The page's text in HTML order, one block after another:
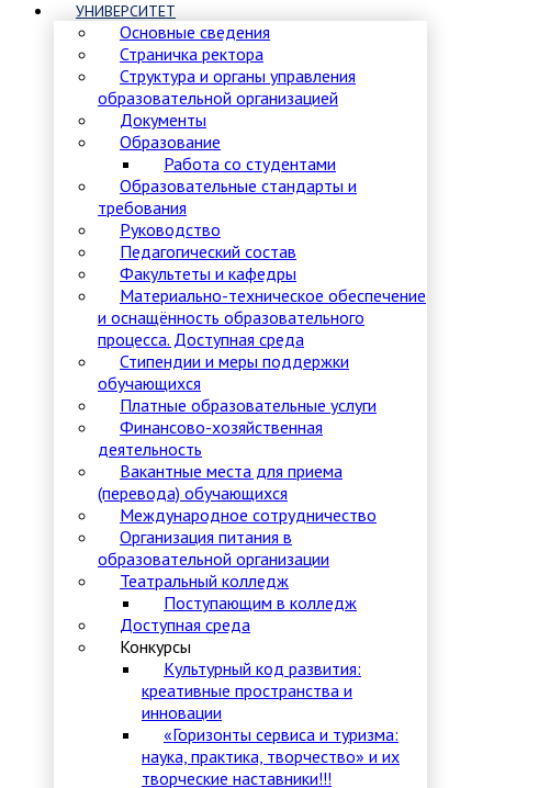
УНИВЕРСИТЕТ
Основные сведения
Страничка ректора
Структура и органы управления
образовательной организацией
Документы
Образование
Работа со студентами
Образовательные стандарты и
требования
Руководство
Педагогический состав
Факультеты и кафедры
Материально-техническое обеспечение
и оснащённость образовательного
процесса. Доступная среда
Стипендии и меры поддержки
обучающихся
Платные образовательные услуги
Финансово-хозяйственная
деятельность
Вакантные места для приема
(перевода) обучающихся
Международное сотрудничество
Организация питания в
образовательной организации
Театральный колледж
Поступающим в колледж
Доступная среда
Конкурсы
Культурный код развития:
креативные пространства и
инновации
«Горизонты сервиса и туризма:
наука, практика, творчество» и их
творческие наставники!!!